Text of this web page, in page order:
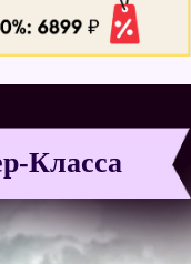
Класса